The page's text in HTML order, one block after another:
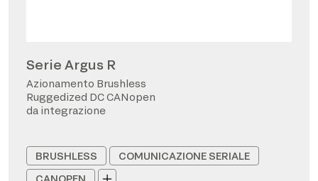
Serie Argus R
Azionamento Brushless
Ruggedized DC CANopen
da integrazione
BRUSHLESS
COMUNICAZIONE SERIALE
CANOPEN